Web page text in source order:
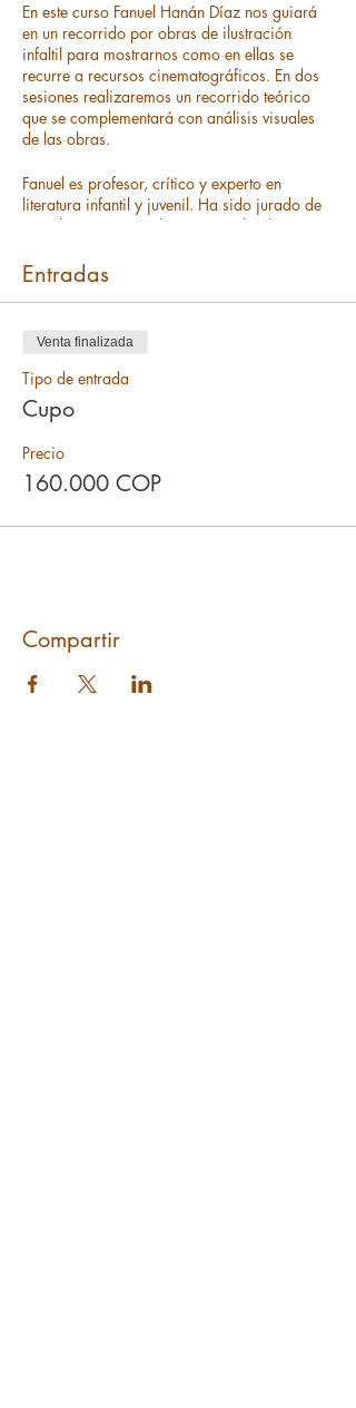
En este curso Fanuel Hanán Díaz nos guiará
en un recorrido por obras de ilustración
infaltil para mostrarnos como en ellas se
recurre a recursos cinematográficos. En dos
sesiones realizaremos un recorrido teórico
que se complementará con análisis visuales
de las obras.
Fanuel es profesor, crítico y experto en
literatura infantil y juvenil. Ha sido jurado de
grandes concursos de LIJ como el Bologna
También se ha destacado en el mundo
editorial en su trabajo en Norma y en
numerosas revistas del continente.
Los esperamos.
Entradas
Venta finalizada
Tipo de entrada
Cupo
Precio
160.000 COP
Compartir